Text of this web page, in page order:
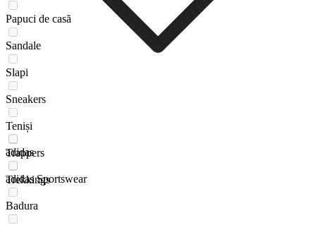
Papuci de casă
Sandale
Slapi
Sneakers
Teniși
Trappers
Trekkings
adidas
adidas Sportswear
Badura